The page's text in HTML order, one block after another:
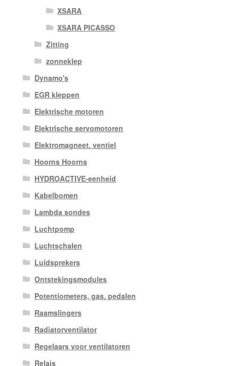
XSARA
XSARA PICASSO
Zitting
zonneklep
Dynamo's
EGR kleppen
Elektrische motoren
Elektrische servomotoren
Elektromagneet. ventiel
Hoorns Hoorns
HYDROACTIVE-eenheid
Kabelbomen
Lambda sondes
Luchtpomp
Luchtschalen
Luidsprekers
Ontstekingsmodules
Potentiometers, gas. pedalen
Raamslingers
Radiatorventilator
Regelaars voor ventilatoren
Relais